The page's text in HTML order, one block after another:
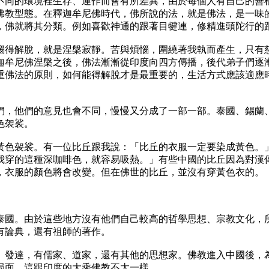
型態。在釋迦牟尼佛時代，佛所說的法，就是佛法，是一
就將其分類。例如喜歡神通的跟著目犍連，修精進頭陀行
脫，就是涅槃寂靜。苦與煩惱，圍繞著我執而產生，只有
尼佛涅槃之後，佛法漸漸從印度向四方傳播，後代弟子們
法的原則，如何能得解脫才是最重要的，生活方式應該適
們的意見也會不同，慢慢又分成了一部一部。泰國、錫蘭
裟。
裟。有一位比丘跟我說：「比丘的衣服一定要染成黃色。
的這種深咖啡色，就容易吸熱。」有些中國的比丘因為對
服的顏色將會改變。但在佛世的比丘，並沒有穿黃色衣的。
由於這些地方沒有他們自己較高的哲學思想、宗教文化，
典，還有祖師的著作。
，有儒家、道家，還有其他的思想家。佛教進入中國後，